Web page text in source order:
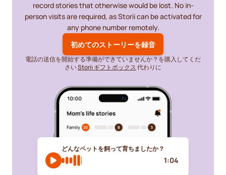
record stories that otherwise would be lost. ‍No in-
person visits are required, as Storii can be activated for
any phone number remotely.
初めてのストーリーを録音
電話の送信を開始する準備ができていませんか？を購入してくだ
さいStorii ギフトボックス代わりに
どんなペットを飼って育ちましたか？
1:04